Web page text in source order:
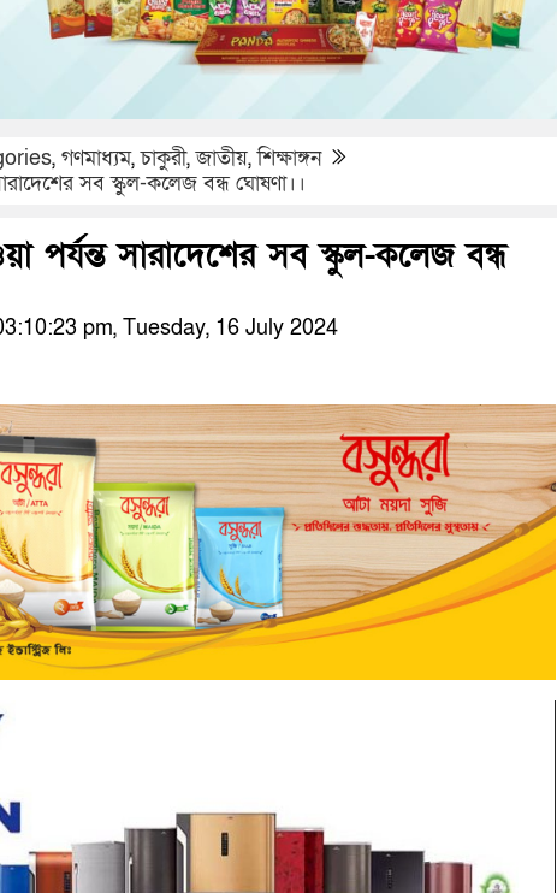
, গণমাধ্যম,চাকুরী,জাতীয়,শিক্ষাঙ্গন
সব স্কুল-কলেজ বন্ধ ঘোষণা।।
পর্যন্ত সারাদেশের সব স্কুল-কলেজ বন্ধ
pm, Tuesday, 16 July 2024